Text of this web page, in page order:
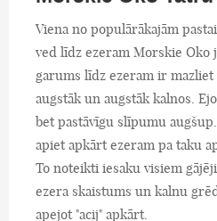
Viena no populārākajām
ved līdz ezeram Morskie Oko
garums līdz ezeram ir mazliet
augstāk un augstāk kalnos.
bet pastāvīgu slīpumu
apiet apkārt ezeram pa taku
To noteikti iesaku visiem
ezera skaistums un kalnu
apejot "acij" apkārt.